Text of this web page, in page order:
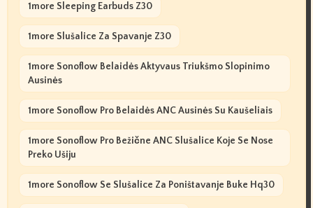
1more Sleeping Earbuds Z30
1more Slušalice Za Spavanje Z30
1more Sonoflow Belaidės Aktyvaus Triukšmo Slopinimo
Ausinės
1more Sonoflow Pro Belaidės ANC Ausinės Su Kaušeliais
1more Sonoflow Pro Bežične ANC Slušalice Koje Se Nose
Preko Ušiju
1more Sonoflow Se Slušalice Za Poništavanje Buke Hq30